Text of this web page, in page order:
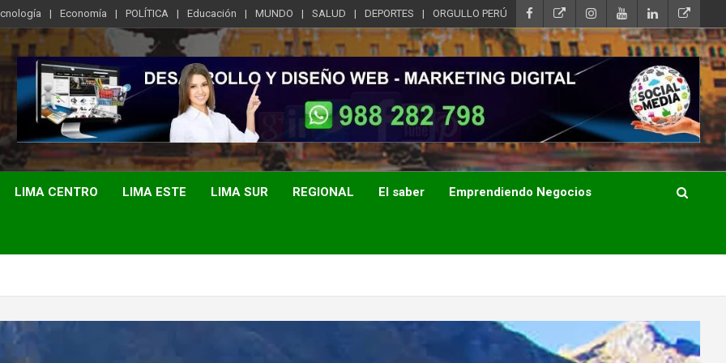
Economía POLÍTICA Educación MUNDO SALUD DEPORTES ORGULLO PERÚ
LIMA CENTRO LIMA ESTE LIMA SUR REGIONAL El saber Emprendiendo Negocios